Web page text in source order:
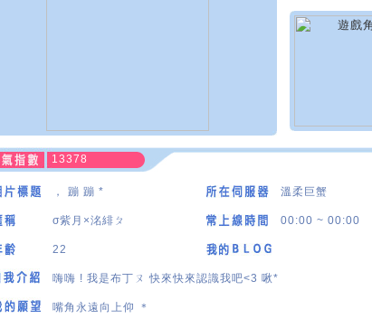
13378
， 蹦 蹦 * 溫柔巨蟹
σ紫月×洺緋ㄆ 00:00 ~ 00:00
22
嗨嗨 ! 我是布丁ㄡ 快來快來認識我吧<3 啾*
嘴角永遠向上仰 ＊